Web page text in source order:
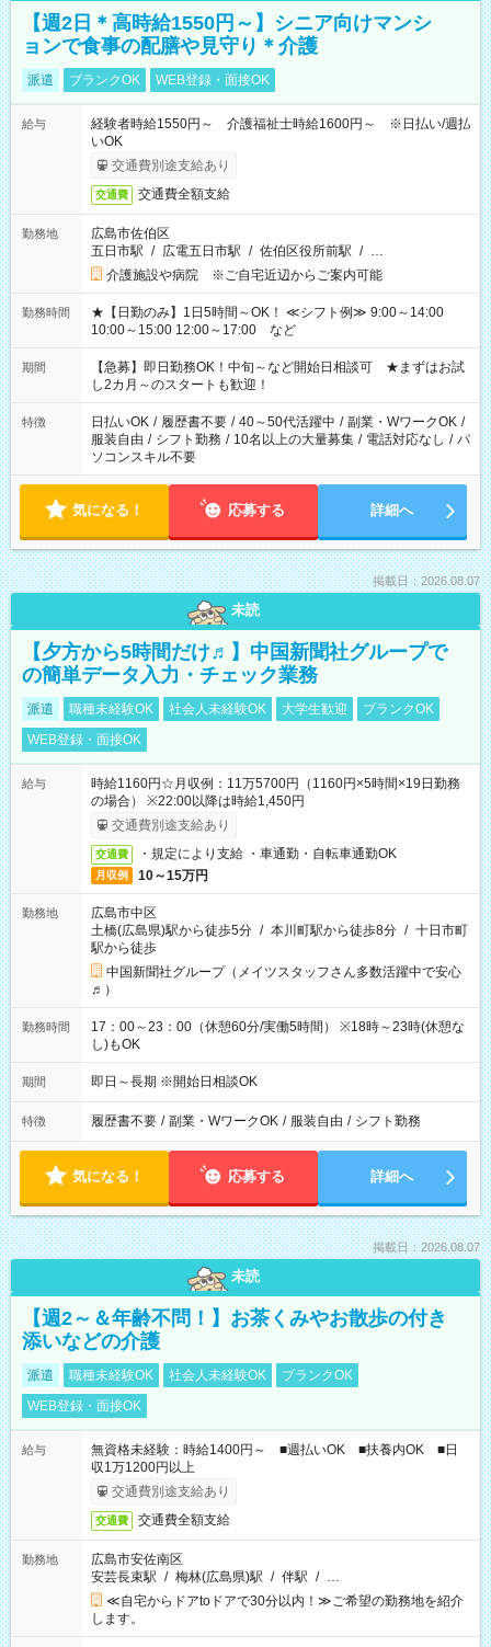
【週2日＊高時給1550円～】シニア向けマンシ
ョンで食事の配膳や見守り＊介護
派遣 ブランクOK WEB登録・面接OK
給与
経験者時給1550円～ 介護福祉士時給1600円～ ※日払い/週払
いOK
交通費別途支給あり
交通費 交通費全額支給
勤務地
広島市佐伯区
五日市駅 / 広電五日市駅 / 佐伯区役所前駅 / …
介護施設や病院 ※ご自宅近辺からご案内可能
勤務時間
★【日勤のみ】1日5時間～OK！ ≪シフト例≫ 9:00～14:00
10:00～15:00 12:00～17:00 など
期間
【急募】即日勤務OK！中旬～など開始日相談可 ★まずはお試
し2カ月～のスタートも歓迎！
特徴 日払いOK / 履歴書不要 / 40～50代活躍中 / 副業・WワークOK /
服装自由 / シフト勤務 / 10名以上の大量募集 / 電話対応なし / パ
ソコンスキル不要
気になる！ 応募する 詳細へ
掲載日：2026.08.07
未読
【夕方から5時間だけ♬】中国新聞社グループで
の簡単データ入力・チェック業務
派遣 職種未経験OK 社会人未経験OK 大学生歓迎
ブランクOK
WEB登録・面接OK
給与
時給1160円☆月収例：11万5700円（1160円×5時間×19日勤務
の場合） ※22:00以降は時給1,450円
交通費別途支給あり
交通費 ・規定により支給 ・車通勤・自転車通勤OK
月収例 10～15万円
勤務地
広島市中区
土橋(広島県)駅から徒歩5分 / 本川町駅から徒歩8分 / 十日市町
駅から徒歩
中国新聞社グループ（メイツスタッフさん多数活躍中で安心
♬）
勤務時間
17：00～23：00（休憩60分/実働5時間） ※18時～23時(休憩な
し)もOK
期間 即日～長期 ※開始日相談OK
特徴 履歴書不要 / 副業・WワークOK / 服装自由 / シフト勤務
気になる！ 応募する 詳細へ
掲載日：2026.08.07
未読
【週2～＆年齢不問！】お茶くみやお散歩の付き
添いなどの介護
派遣 職種未経験OK 社会人未経験OK
ブランクOK
WEB登録・面接OK
給与
無資格未経験：時給1400円～ ■週払いOK ■扶養内OK ■日
収1万1200円以上
交通費別途支給あり
交通費 交通費全額支給
勤務地
広島市安佐南区
安芸長束駅 / 梅林(広島県)駅 / 伴駅 / …
≪自宅からドアtoドアで30分以内！≫ご希望の勤務地を紹介
します。